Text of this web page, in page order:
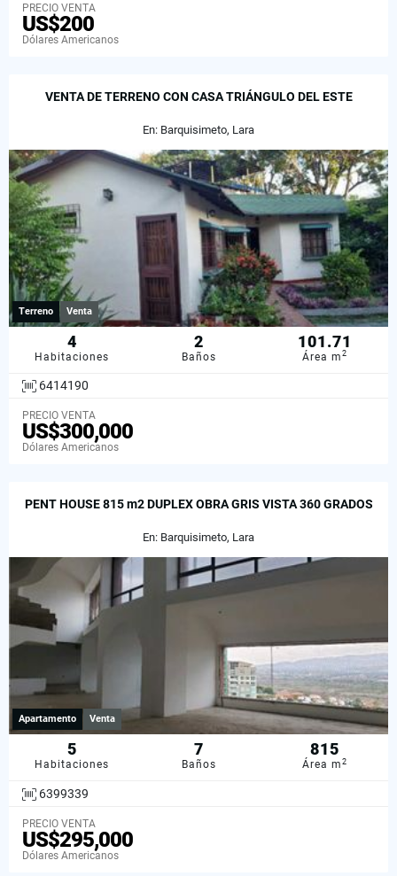
PRECIO VENTA
US$200
Dólares Americanos
VENTA DE TERRENO CON CASA TRIÁNGULO DEL ESTE
En: Barquisimeto, Lara
Terreno Venta
4
Habitaciones
2
Baños
101.71
Área m2
6414190
PRECIO VENTA
US$300,000
Dólares Americanos
PENT HOUSE 815 m2 DUPLEX OBRA GRIS VISTA 360 GRADOS
En: Barquisimeto, Lara
Apartamento Venta
5
Habitaciones
7
Baños
815
Área m2
6399339
PRECIO VENTA
US$295,000
Dólares Americanos